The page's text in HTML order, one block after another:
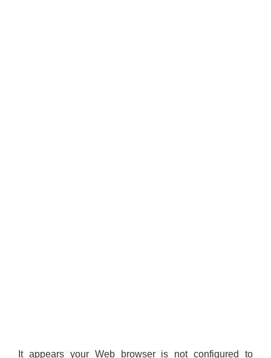
It appears your Web browser is not configured to